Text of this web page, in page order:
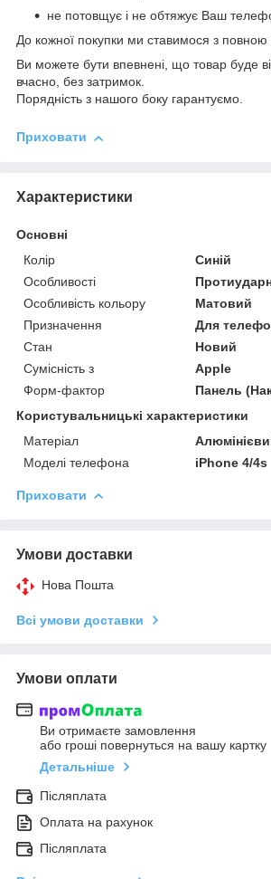
не потовщує і не обтяжує Ваш
До кожної покупки ми ставимося з повною
Ви можете бути впевнені, що товар буде
вчасно, без затримок.
Порядність з нашого боку гарантуємо.
Приховати
Характеристики
Основні
Колір
Синій
Особливості
Особливість кольору
Матовий
Призначення
Для
Стан
Новий
Сумісність з
Apple
Форм-фактор
Панель
Користувальницькі характеристики
Матеріал
Моделі телефона
iPhone 4/4s
Приховати
Умови доставки
Нова Пошта
Всі умови доставки
Умови оплати
Ви отримаєте замовлення
або гроші повернуться на вашу картку
Детальніше
Післяплата
Оплата на рахунок
Післяплата